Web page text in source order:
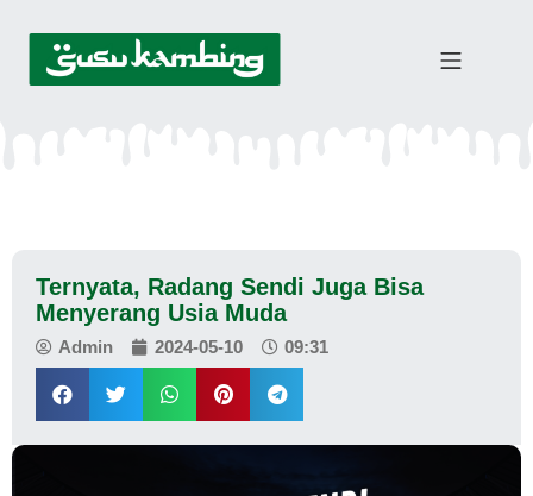
Ternyata, Radang Sendi Juga Bisa
Menyerang Usia Muda
Admin 2024-05-10 09:31